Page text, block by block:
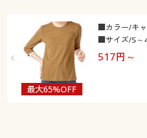
最大65%OFF
517円～
■カラー/キ
■サイズ/S～